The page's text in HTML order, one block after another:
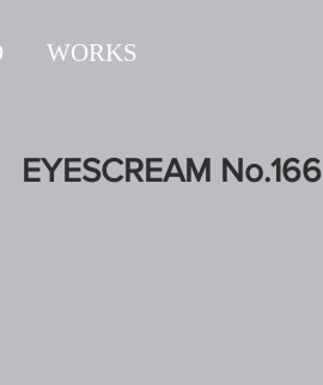
WORKS
EYESCREAM No.166